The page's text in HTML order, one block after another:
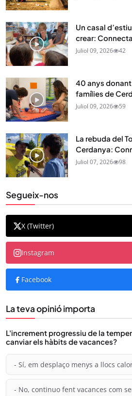
Un casal
crear:
Juliol 09, 2026 42
40 anys
famílies de
Juliol 09, 2026 59
La rebuda del
Cerdanya:
Juliol 07, 2026 98
Segueix-nos
X (Twitter)
Instagram
Facebook
La teva opinió importa
L'increment progressiu de la
canviar els hàbits de vacances?
- Sí, em desplaço menys a llocs
- No, continuo fent vacances com